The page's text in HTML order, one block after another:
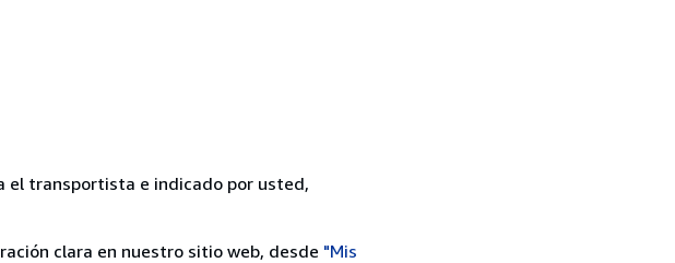
el transportista e indicado por usted,
clara en nuestro sitio web, desde "Mis